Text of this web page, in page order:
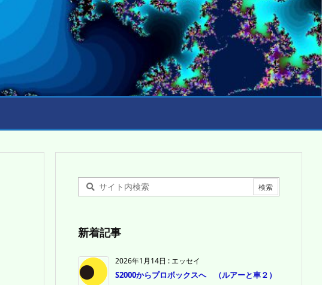
新着記事
2026年1月14日 :エッセイ
S2000からプロボックスへ （ルアーと車２）